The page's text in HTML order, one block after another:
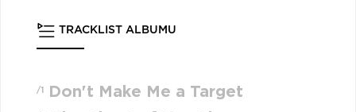
TRACKLIST ALBUMU
/1 Don't Make Me a Target